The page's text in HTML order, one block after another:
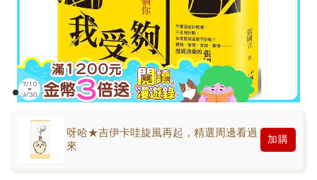
呀哈★吉伊卡哇旋風再起，精選周邊看過
來
加購